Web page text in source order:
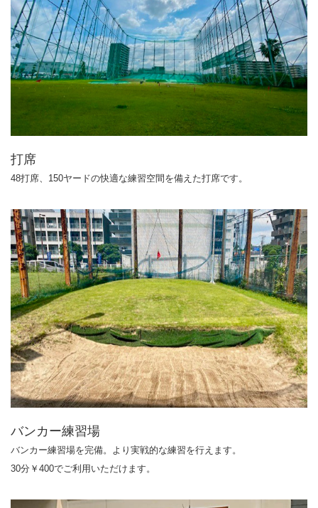
打席
48打席、150ヤードの快適な練習空間を備えた打席です。
バンカー練習場
バンカー練習場を完備。より実戦的な練習を行えます。
30分￥400でご利用いただけます。